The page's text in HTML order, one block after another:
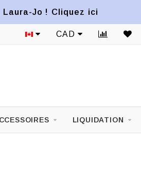
Jo ! Cliquez ici
CAD
LIQUIDATION